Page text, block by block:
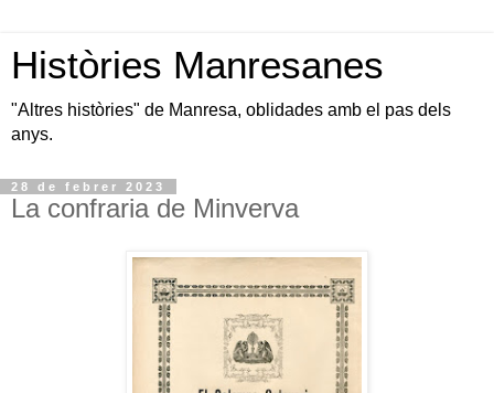
Històries Manresanes
"Altres històries" de Manresa, oblidades amb el pas dels
anys.
28 de febrer 2023
La confraria de Minverva